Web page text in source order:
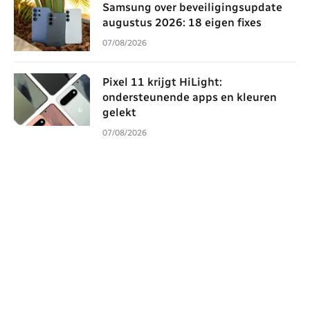
Samsung over beveiligingsupdate
augustus 2026: 18 eigen fixes
07/08/2026
Pixel 11 krijgt HiLight:
ondersteunende apps en kleuren
gelekt
07/08/2026